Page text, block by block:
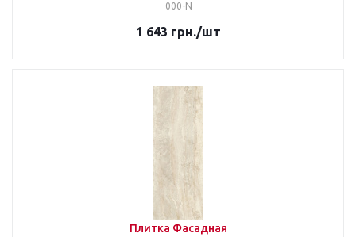
000-N
1 643 грн./шт
Плитка Фасадная